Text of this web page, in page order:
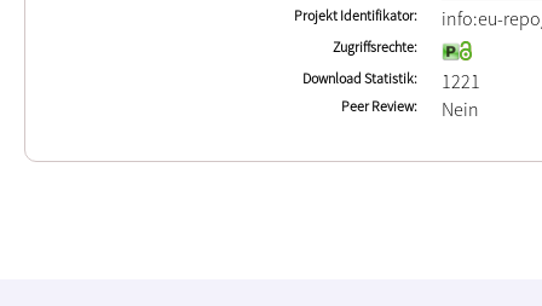
Projekt Identifikator info:eu-
Zugriffsrechte
Download Statistik
1221
Peer Review Nein